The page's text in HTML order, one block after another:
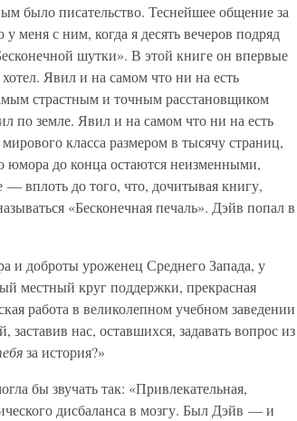
было писательство. Теснейшее общение за
меня с ним, когда я десять вечеров подряд
шутки». В этой книге он впервые
Явил и на самом что ни на есть
страстным и точным расстановщиком
по земле. Явил и на самом что ни на есть
класса размером в тысячу страниц,
юмора до конца остаются неизменными,
— вплоть до того, что, дочитывая книгу,
«Бесконечная печаль». Дэйв попал в
и доброты уроженец Среднего Запада, у
местный круг поддержки, прекрасная
работа в великолепном учебном заведении
нас, оставшихся, задавать вопрос из
за история?»
бы звучать так: «Привлекательная,
дисбаланса в мозгу. Был Дэйв — и